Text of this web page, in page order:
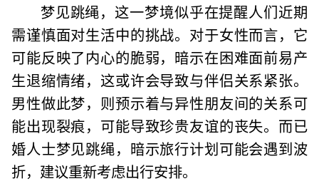
梦见跳绳，这一梦境似乎在提醒人们近期
需谨慎面对生活中的挑战。对于女性而言，它
可能反映了内心的脆弱，暗示在困难面前易产
生退缩情绪，这或许会导致与伴侣关系紧张。
男性做此梦，则预示着与异性朋友间的关系可
能出现裂痕，可能导致珍贵友谊的丧失。而已
婚人士梦见跳绳，暗示旅行计划可能会遇到波
折，建议重新考虑出行安排。